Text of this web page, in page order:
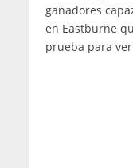
ganadores
en Eastburne
prueba para